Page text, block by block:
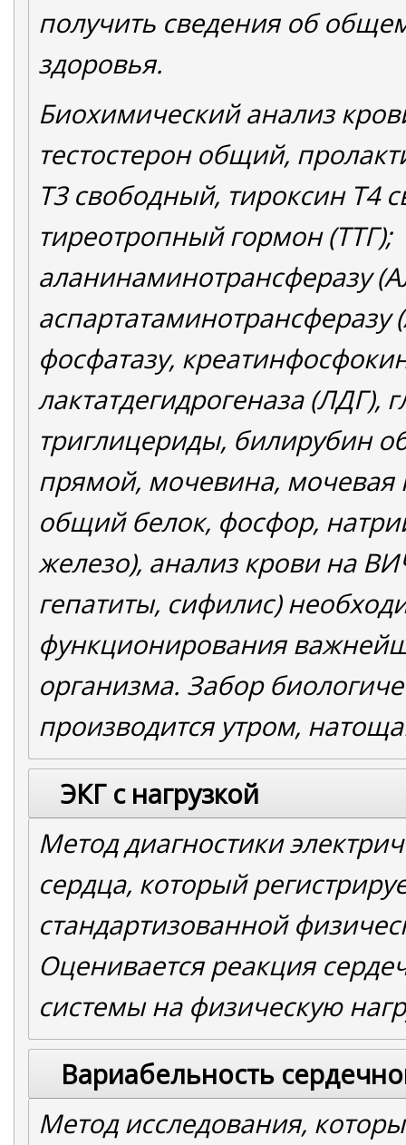
получить сведения об
здоровья.
Биохимический анализ
тестостерон общий,
Т3 свободный, тироксин Т4
тиреотропный гормон (ТТГ);
аланинаминотрансферазу
фосфатазу,
лактатдегидрогеназа (ЛДГ),
триглицериды, билирубин
прямой, мочевина, мочевая
общий белок, фосфор,
железо), анализ крови на
гепатиты, сифилис)
функционирования
организма. Забор
производится утром,
ЭКГ с нагрузкой
Метод диагностики
сердца, который
стандартизованной
Оценивается реакция
системы на физическую
Вариабельность
Метод исследования,